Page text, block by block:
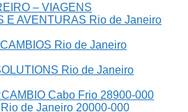
– VIAGENS
E AVENTURAS Rio de Janeiro
Rio de Janeiro
Rio de Janeiro
Cabo Frio 28900-000
de Janeiro 20000-000